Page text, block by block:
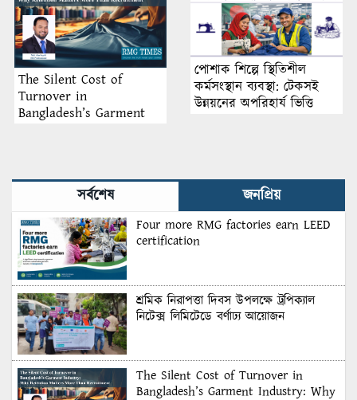
The Silent Cost of
Turnover in
Bangladesh’s Garment
পোশাক শিল্পে স্থিতিশীল
কর্মসংস্থান ব্যবস্থা: টেকসই
উন্নয়নের অপরিহার্য ভিত্তি
সর্বশেষ জনপ্রিয়
Four more RMG factories earn LEED
certification
শ্রমিক নিরাপত্তা দিবস উপলক্ষে ট্রপিক্যাল
নিটেক্স লিমিটেডে বর্ণাঢ্য আয়োজন
The Silent Cost of Turnover in
Bangladesh’s Garment Industry: Why